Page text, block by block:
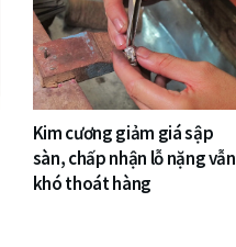
Kim cương giảm giá sập
sàn, chấp nhận lỗ nặng vẫn
khó thoát hàng